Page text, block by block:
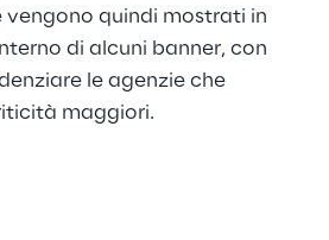
vengono quindi mostrati in
di alcuni banner, con
le agenzie che
maggiori.